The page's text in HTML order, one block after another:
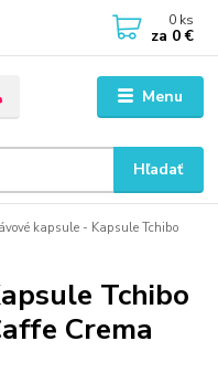
Menu
Hľadať
0 ks
za 0 €
kapsule - Kapsule Tchibo
Tchibo
Crema